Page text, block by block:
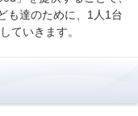
も達のために、1人1台
ていきます。